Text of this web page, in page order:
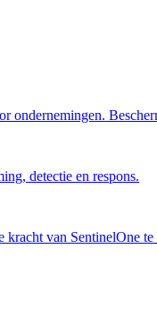
ondernemingen.
detectie en respons.
kracht van SentinelOne te